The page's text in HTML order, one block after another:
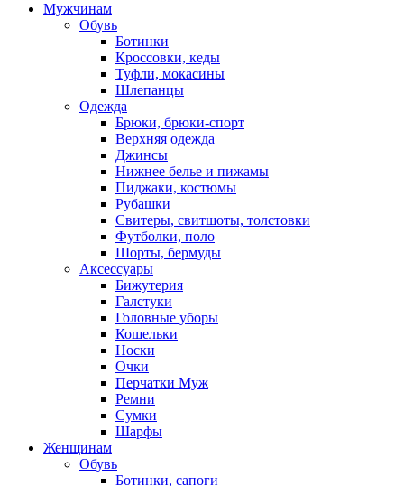
Мужчинам
Обувь
Ботинки
Кроссовки, кеды
Туфли, мокасины
Шлепанцы
Одежда
Брюки, брюки-спорт
Верхняя одежда
Джинсы
Нижнее белье и пижамы
Пиджаки, костюмы
Рубашки
Свитеры, свитшоты, толстовки
Футболки, поло
Шорты, бермуды
Аксессуары
Бижутерия
Галстуки
Головные уборы
Кошельки
Носки
Очки
Перчатки Муж
Ремни
Сумки
Шарфы
Женщинам
Обувь
Ботинки, сапоги